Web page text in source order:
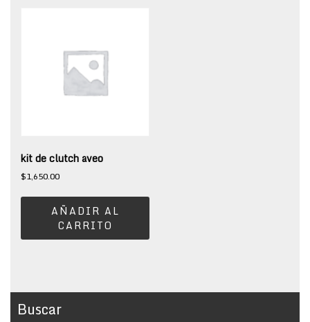
kit de clutch aveo
$1,650.00
AÑADIR AL
CARRITO
Buscar